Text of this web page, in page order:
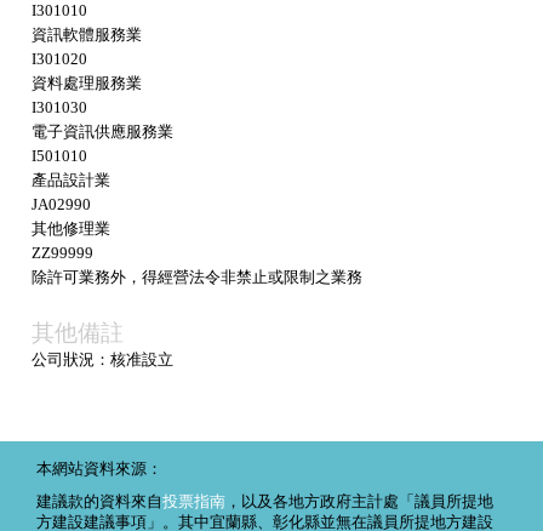
I301010
資訊軟體服務業
I301020
資料處理服務業
I301030
電子資訊供應服務業
I501010
產品設計業
JA02990
其他修理業
ZZ99999
除許可業務外，得經營法令非禁止或限制之業務
其他備註
公司狀況：核准設立
本網站資料來源：
建議款的資料來自投票指南 ，以及各地方政府主計處「議員所提地
方建設建議事項」。其中宜蘭縣、彰化縣並無在議員所提地方建設